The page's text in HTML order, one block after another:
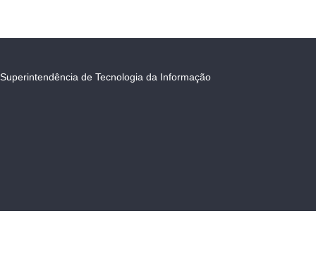
Superintendência de Tecnologia da Informação